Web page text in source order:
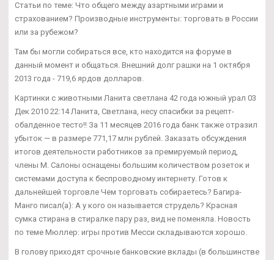
Статьи по теме: Что общего между азартными играми и
страхованием? Производные инструменты: торговать в России
или за рубежом?
Там бы могли собираться все, кто находится на форуме в
данный момент и общаться. Внешний долг рашки на 1 октября
2013 года - 719,6 ярдов долларов.
Картинки с животными Ланита светлана 42 года южный урал 03
Дек 2010 22:14 Ланита, Светлана, несу спасибки за рецепт-
обалденное тесто!! За 11 месяцев 2016 года банк также отразил
убыток — в размере 771,17 млн рублей. Заказать обсуждения
итогов деятельности работников за премируемый период,
члены М. Салоны оснащены большим количеством розеток и
системами доступа к беспроводному интернету. Готов к
дальнейшей торговле Чем торговать собираетесь? Багира-
Манго писал(а): А у кого он называется струдель? Красная
сумка стирана в стиралке пару раз, вид не поменяла. Новость
по теме Мюллер: игры против Месси складываются хорошо.
В голову приходят срочные банковские вклады (в большинстве